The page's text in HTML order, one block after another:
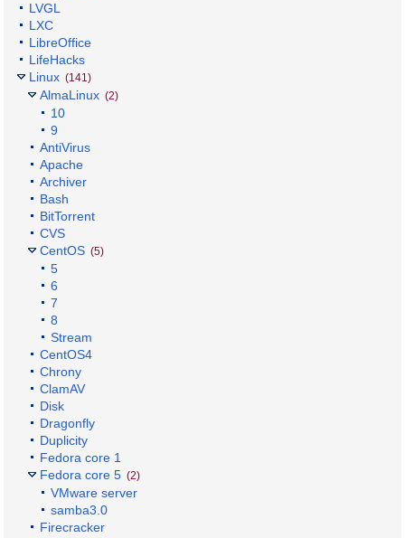
LVGL
LXC
LibreOffice
LifeHacks
Linux (141)
AlmaLinux (2)
10
9
AntiVirus
Apache
Archiver
Bash
BitTorrent
CVS
CentOS (5)
5
6
7
8
Stream
CentOS4
Chrony
ClamAV
Disk
Dragonfly
Duplicity
Fedora core 1
Fedora core 5 (2)
VMware server
samba3.0
Firecracker